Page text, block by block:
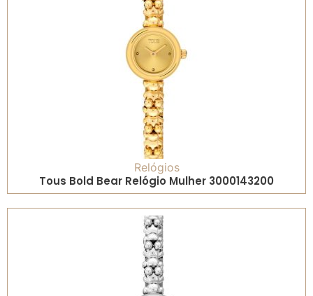
Relógios
Tous Bold Bear Relógio Mulher 3000143200